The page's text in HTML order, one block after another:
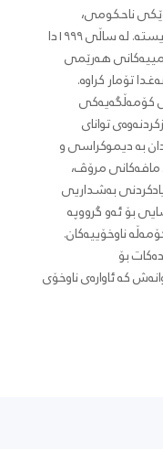
ناحکومی،
نەتەوەیی، مرۆیی، سەربەخۆی قازانجنەویستە. لە ساڵی ١٩٩٩دا
هەرێمی
تۆمار کراوە.
کۆمەڵگەیەکی
توانای
بە دیموکراسی و
مرۆڤ،
بەشداریی
بۆ ئەو گرووپە
ناوخۆییەکان.
بۆ
کە ئاوارەی ناوخۆی